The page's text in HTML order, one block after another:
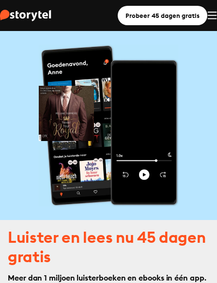
Probeer 45 dagen gratis
Luister en lees nu 45 dagen
gratis
Meer dan 1 miljoen luisterboeken en ebooks in één app.